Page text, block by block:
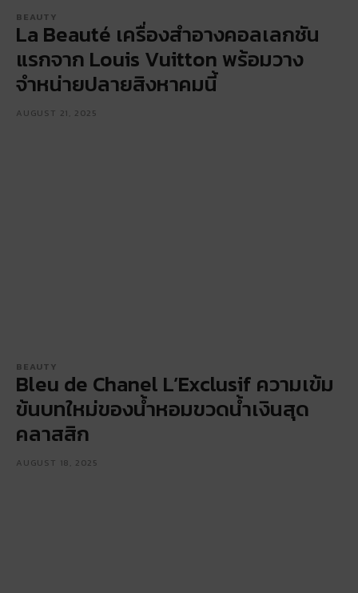
BEAUTY
La Beauté เครื่องสำอางคอลเลกชัน
แรกจาก Louis Vuitton พร้อมวาง
จำหน่ายปลายสิงหาคมนี้
AUGUST 21, 2025
BEAUTY
Bleu de Chanel L’Exclusif ความเข้ม
ข้นบทใหม่ของน้ำหอมขวดน้ำเงินสุด
คลาสสิก
AUGUST 18, 2025